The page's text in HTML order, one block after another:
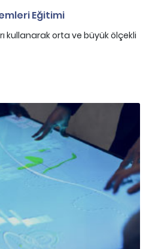
Eğitimi
kullanarak orta ve büyük ölçekli